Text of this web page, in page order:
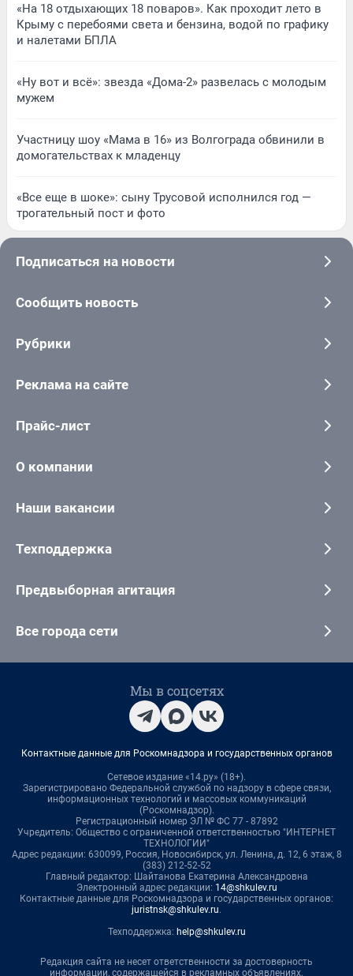
«На 18 отдыхающих 18 поваров». Как проходит лето в
Крыму с перебоями света и бензина, водой по графику
и налетами БПЛА
«Ну вот и всё»: звезда «Дома-2» развелась с молодым
мужем
Участницу шоу «Мама в 16» из Волгограда обвинили в
домогательствах к младенцу
«Все еще в шоке»: сыну Трусовой исполнился год —
трогательный пост и фото
Подписаться на новости
Сообщить новость
Рубрики
Реклама на сайте
Прайс-лист
О компании
Наши вакансии
Техподдержка
Предвыборная агитация
Все города сети
Мы в соцсетях
Контактные данные для Роскомнадзора и государственных органов
Сетевое издание «14.ру» (18+).
Зарегистрировано Федеральной службой по надзору в сфере связи,
информационных технологий и массовых коммуникаций
(Роскомнадзор).
Регистрационный номер ЭЛ № ФС 77 - 87892
Учредитель: Общество с ограниченной ответственностью "ИНТЕРНЕТ
ТЕХНОЛОГИИ"
Адрес редакции: 630099, Россия, Новосибирск, ул. Ленина, д. 12, 6 этаж, 8
(383) 212-52-52
Главный редактор: Шайтанова Екатерина Александровна
Электронный адрес редакции: 14@shkulev.ru
Контактные данные для Роскомнадзора и государственных органов:
juristnsk@shkulev.ru.
Техподдержка: help@shkulev.ru
Редакция сайта не несет ответственности за достоверность
информации, содержащейся в рекламных объявлениях.